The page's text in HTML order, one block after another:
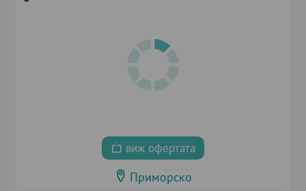
виж офертата
Приморско